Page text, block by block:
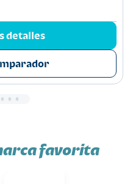
detalles
favorita